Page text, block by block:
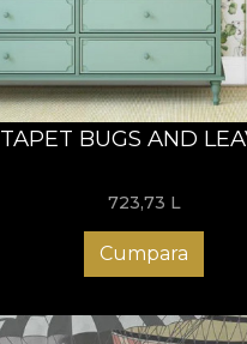
TAPET BUGS AND
723,73 L
Cumpara